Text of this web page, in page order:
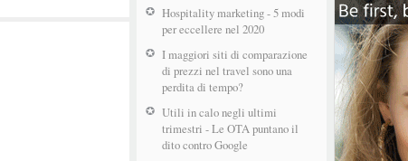
Hospitality marketing - 5 modi
per eccellere nel 2020
I maggiori siti di comparazione
di prezzi nel travel sono una
perdita di tempo?
Utili in calo negli ultimi
trimestri - Le OTA puntano il
dito contro Google